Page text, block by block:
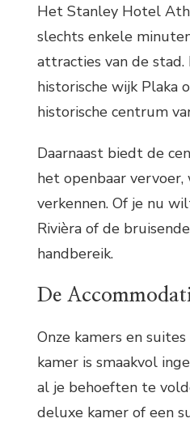
Het Stanley Hotel
slechts enkele
attracties van de
historische wijk Plaka
historische centrum
Daarnaast biedt de
het openbaar
verkennen. Of je nu
Rivièra of de
handbereik.
De
Onze kamers en
kamer is smaakvol
al je behoeften te
deluxe kamer of een